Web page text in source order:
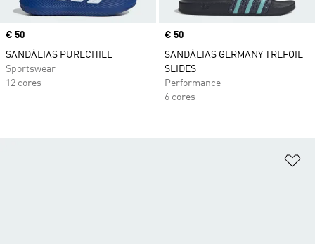
Price
€ 50
SANDÁLIAS PURECHILL
Sportswear
12 cores
Price
€ 50
SANDÁLIAS GERMANY TREFOIL
SLIDES
Performance
6 cores